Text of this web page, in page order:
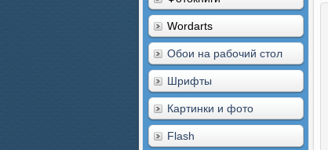
Wordarts
Обои на рабочий стол
Шрифты
Картинки и фото
Flash